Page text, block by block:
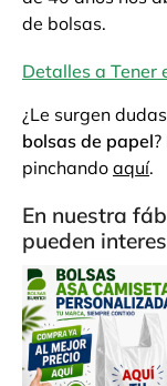
de bolsas.
Detalles a Tener
¿Le surgen
bolsas de papel
pinchando aquí.
En nuestra
pueden